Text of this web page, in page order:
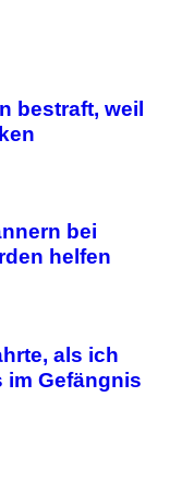
bestraft, weil
bei
helfen
als ich
Gefängnis